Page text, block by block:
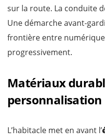
sur la route. La conduite
Une démarche avant-
frontière entre
progressivement.
Matériaux
personnalisation
L’habitacle met en avant l’